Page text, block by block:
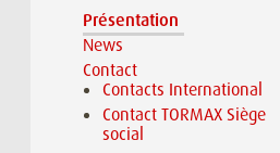
Présentation
News
Contact
Contacts International
Contact TORMAX Siège
social